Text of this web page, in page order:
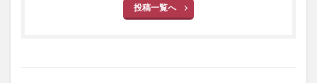
投稿一覧へ